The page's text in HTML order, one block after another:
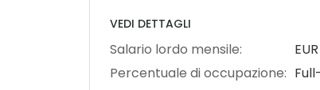
VEDI DETTAGLI
Salario lordo mensile: EUR
Percentuale di occupazione: